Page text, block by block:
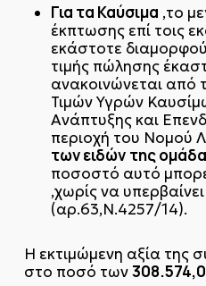
Για τα Καύσιμα ,το
έκπτωσης επί τοις
εκάστοτε
τιμής πώλησης
ανακοινώνεται από
Τιμών Υγρών
Ανάπτυξης και
περιοχή του Νομού
των ειδών της
ποσοστό αυτό
,χωρίς να
(αρ.63,Ν.4257/14).
Η εκτιμώμενη αξία της
στο ποσό των